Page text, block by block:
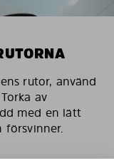
rutor, använd
av
med en lätt
försvinner.